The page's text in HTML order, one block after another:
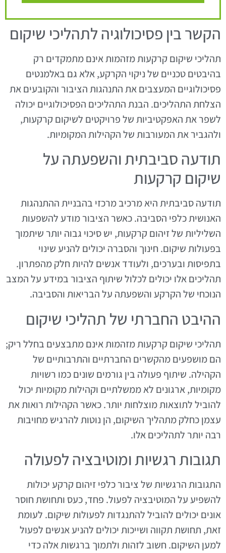
הקשר בין פסיכולוגיה לתהליכי שיקום
תהליכי שיקום קרקעות מזהמות אינם מתמקדים רק
בהיבטים טכניים של ניקוי הקרקע, אלא גם באלמנטים
פסיכולוגיים המעצבים את התנהגות הציבור והקובעים את
הצלחת התהליכים. הבנת התהליכים הפסיכולוגיים יכולה
לשפר את האפקטיביות של פרויקטים לשיקום קרקעות,
ולהגביר את המעורבות של הקהילות המקומיות.
תודעה סביבתית והשפעתה על
שיקום קרקעות
תודעה סביבתית היא מרכיב מרכזי בהבניית ההתנהגות
האנושית כלפי הסביבה. כאשר הציבור מודע להשפעות
השליליות של זיהום קרקעות, יש סיכוי גבוה יותר שיתמוך
בפעולות שיקום. חינוך והסברה יכולים להניע שינוי
בתפיסות ובערכים, ולעודד אנשים להיות חלק מהפתרון.
תהליכים אלו יכולים לכלול שיתוף הציבור במידע על המצב
הנוכחי של הקרקע והשפעתה על הבריאות והסביבה.
ההיבט החברתי של תהליכי שיקום
תהליכי שיקום קרקעות מזהמות אינם מתבצעים בחלל ריק;
הם מושפעים מהקשרים החברתיים והתרבותיים של
הקהילה. שיתוף פעולה בין גורמים שונים כמו רשויות
מקומיות, ארגונים לא ממשלתיים וקהילות מקומיות יכול
להוביל לתוצאות מוצלחות יותר. כאשר הקהילות רואות את
עצמן כחלק מתהליך השיקום, הן נוטות להרגיש מחויבות
רבה יותר לתהליכים אלו.
תגובות רגשיות ומוטיבציה לפעולה
התגובות הרגשיות של ציבור כלפי זיהום קרקע יכולות
להשפיע על המוטיבציה לפעול. פחד, כעס ותחושת חוסר
אונים יכולים להוביל להתנגדות לפעולות שיקום. לעומת
זאת, תחושת תקווה ושייכות יכולים להניע אנשים לפעול
למען השיקום. חשוב לזהות ולתמוך ברגשות אלה כדי